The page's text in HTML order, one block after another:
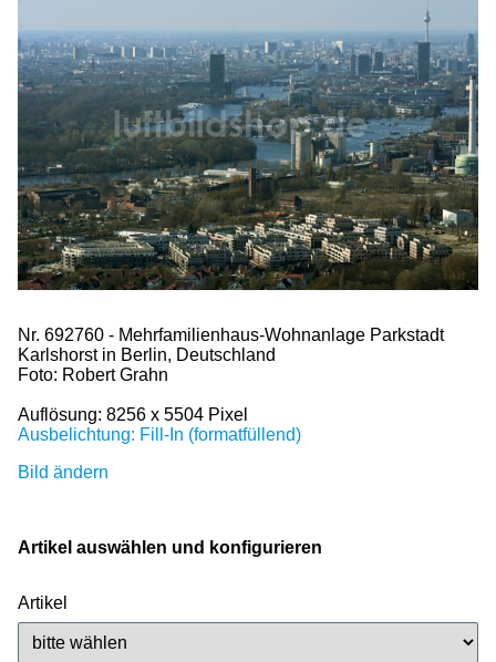
Nr. 692760 - Mehrfamilienhaus-Wohnanlage Parkstadt
Karlshorst in Berlin, Deutschland
Foto: Robert Grahn
Auflösung: 8256 x 5504 Pixel
Ausbelichtung: Fill-In (formatfüllend)
Bild ändern
Artikel auswählen und konfigurieren
Artikel